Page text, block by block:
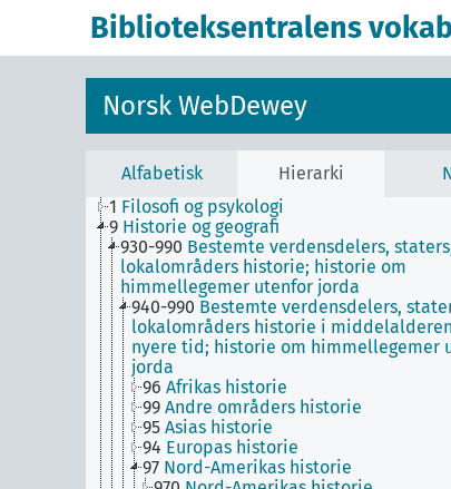
Biblioteksentralens
Norsk WebDewey
Alfabetisk Hierarki
1 Filosofi og psykologi
9 Historie og geografi
930-990 Bestemte verdensdelers,
lokalområders historie; historie om
himmellegemer utenfor jorda
940-990 Bestemte verdensdelers,
lokalområders historie i
nyere tid; historie om himmellegemer
jorda
96 Afrikas historie
99 Andre områders historie
95 Asias historie
94 Europas historie
97 Nord-Amerikas historie